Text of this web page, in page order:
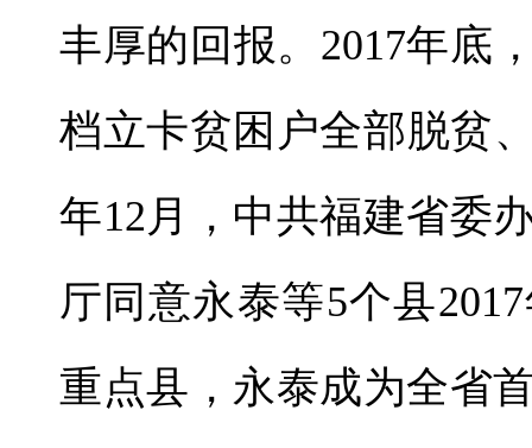
丰厚的回报。2017年底
档立卡贫困户全部脱贫
年12月，中共福建省委
厅同意永泰等5个县
重点县，永泰成为全省